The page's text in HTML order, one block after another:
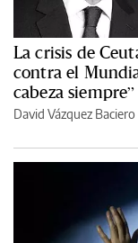
La crisis de
contra el
cabeza siempre”
David Vázquez Baciero